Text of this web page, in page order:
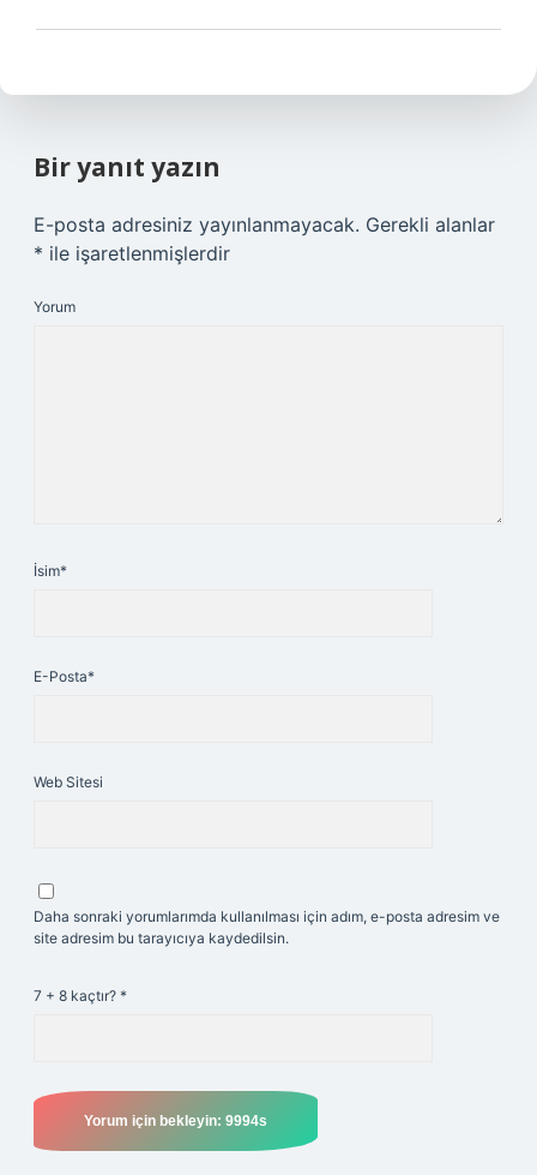
Bir yanıt yazın
E-posta adresiniz yayınlanmayacak. Gerekli alanlar
* ile işaretlenmişlerdir
Yorum
İsim*
E-Posta*
Web Sitesi
Daha sonraki yorumlarımda kullanılması için adım, e-posta adresim ve
site adresim bu tarayıcıya kaydedilsin.
7 + 8 kaçtır? *